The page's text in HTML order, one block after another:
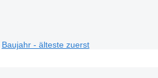
Baujahr - älteste zuerst